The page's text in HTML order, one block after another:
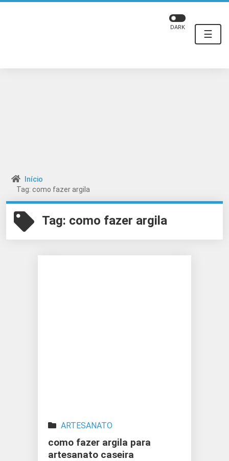
☰
DARK
Início
Tag: como fazer argila
Tag: como fazer argila
ARTESANATO
como fazer argila para
artesanato caseira